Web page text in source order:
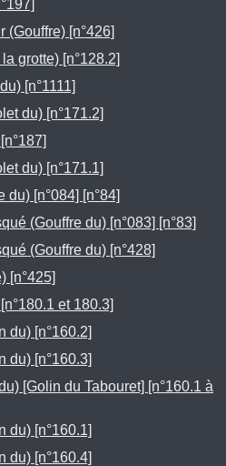
(Gouffre) [n°426]
grotte) [n°128.2]
[n°1111]
du) [n°171.2]
du) [n°171.1]
du) [n°084] [n°84]
(Gouffre du) [n°083] [n°83]
(Gouffre du) [n°428]
[n°425]
et 180.3]
du) [n°160.2]
du) [n°160.3]
[Golin du Tabouret] [n°160.1 à
du) [n°160.1]
du) [n°160.4]